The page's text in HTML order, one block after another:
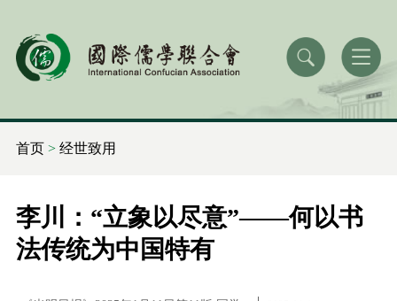
首页> 经世致用
李川：“立象以尽意”——何以书
法传统为中国特有